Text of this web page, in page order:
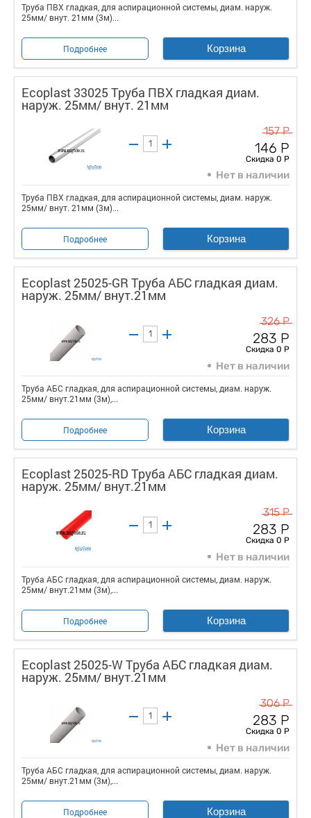
Труба ПВХ гладкая, для аспирационной системы, диам. наруж.
25мм/ внут. 21мм (3м)...
Подробнее Корзина
Ecoplast 33025 Труба ПВХ гладкая диам.
наруж. 25мм/ внут. 21мм
157 Р
146 Р
Скидка 0 Р
Нет в наличии
Труба ПВХ гладкая, для аспирационной системы, диам. наруж.
25мм/ внут. 21мм (3м)...
Подробнее Корзина
Ecoplast 25025-GR Труба АБС гладкая диам.
наруж. 25мм/ внут.21мм
326 Р
283 Р
Скидка 0 Р
Нет в наличии
Труба АБС гладкая, для аспирационной системы, диам. наруж.
25мм/ внут.21мм (3м),...
Подробнее Корзина
Ecoplast 25025-RD Труба АБС гладкая диам.
наруж. 25мм/ внут.21мм
315 Р
283 Р
Скидка 0 Р
Нет в наличии
Труба АБС гладкая, для аспирационной системы, диам. наруж.
25мм/ внут.21мм (3м),...
Подробнее Корзина
Ecoplast 25025-W Труба АБС гладкая диам.
наруж. 25мм/ внут.21мм
306 Р
283 Р
Скидка 0 Р
Нет в наличии
Труба АБС гладкая, для аспирационной системы, диам. наруж.
25мм/ внут.21мм (3м),...
Подробнее Корзина